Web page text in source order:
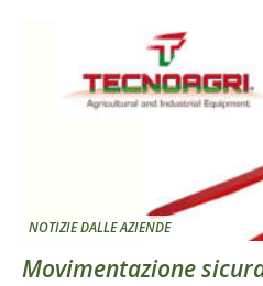
NOTIZIE DALLE AZIENDE
Movimentazione